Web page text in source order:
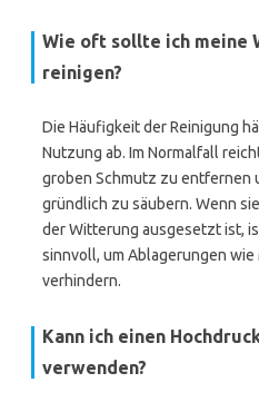
Wie oft sollte ich meine
reinigen?
Die Häufigkeit der Reinigung
Nutzung ab. Im Normalfall
groben Schmutz zu entfernen
gründlich zu säubern. Wenn
der Witterung ausgesetzt ist,
sinnvoll, um Ablagerungen
verhindern.
Kann ich einen
verwenden?